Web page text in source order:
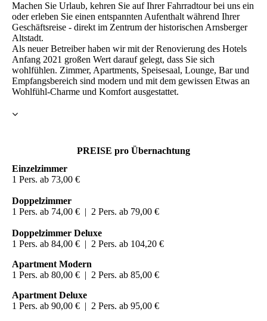
Machen Sie Urlaub, kehren Sie auf Ihrer Fahrradtour bei uns ein
oder erleben Sie einen entspannten Aufenthalt während Ihrer
Geschäftsreise - direkt im Zentrum der historischen Arnsberger
Altstadt.
Als neuer Betreiber haben wir mit der Renovierung des Hotels
Anfang 2021 großen Wert darauf gelegt, dass Sie sich
wohlfühlen. Zimmer, Apartments, Speisesaal, Lounge, Bar und
Empfangsbereich sind modern und mit dem gewissen Etwas an
Wohlfühl-Charme und Komfort ausgestattet.
PREISE pro Übernachtung
Einzelzimmer
1 Pers. ab 73,00 €
Doppelzimmer
1 Pers. ab 74,00 € | 2 Pers. ab 79,00 €
Doppelzimmer Deluxe
1 Pers. ab 84,00 € | 2 Pers. ab 104,20 €
Apartment Modern
1 Pers. ab 80,00 € | 2 Pers. ab 85,00 €
Apartment Deluxe
1 Pers. ab 90,00 € | 2 Pers. ab 95,00 €